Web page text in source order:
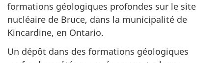
formations géologiques profondes sur le site
nucléaire de Bruce, dans la municipalité de
Kincardine, en Ontario.
Un dépôt dans des formations géologiques